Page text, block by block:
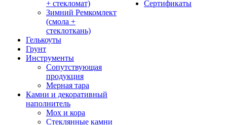
+ стекломат)
Зимний Ремкомлект
(смола +
стеклоткань)
Гелькоуты
Грунт
Инструменты
Сопутствующая
продукция
Мерная тара
Камни и декоративный
наполнитель
Мох и кора
Стеклянные камни
Сертификаты